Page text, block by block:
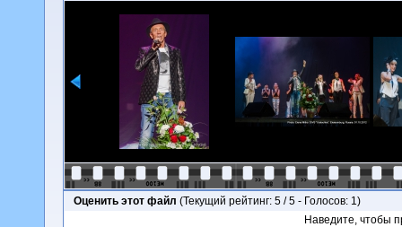
Оценить этот файл (Текущий рейтинг: 5 / 5 - Голосов: 1)
Наведите, чтобы